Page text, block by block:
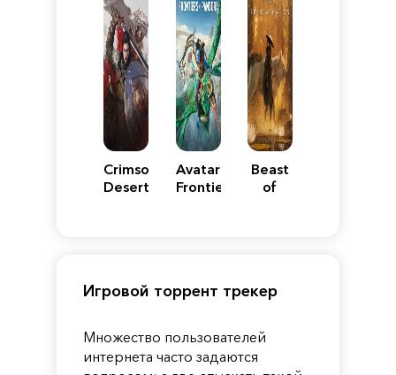
Crimson
Desert
Avatar:
Frontiers
Beast
of
Игровой торрент трекер
Множество пользователей
интернета часто задаются